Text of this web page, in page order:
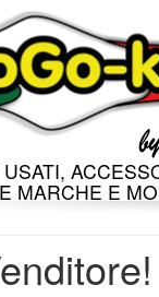
MARCHE E